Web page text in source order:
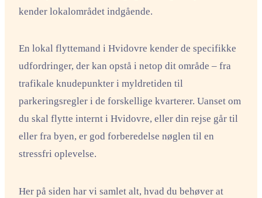
kender lokalområdet indgående.
En lokal flyttemand i Hvidovre kender de specifikke
udfordringer, der kan opstå i netop dit område – fra
trafikale knudepunkter i myldretiden til
parkeringsregler i de forskellige kvarterer. Uanset om
du skal flytte internt i Hvidovre, eller din rejse går til
eller fra byen, er god forberedelse nøglen til en
stressfri oplevelse.
Her på siden har vi samlet alt, hvad du behøver at